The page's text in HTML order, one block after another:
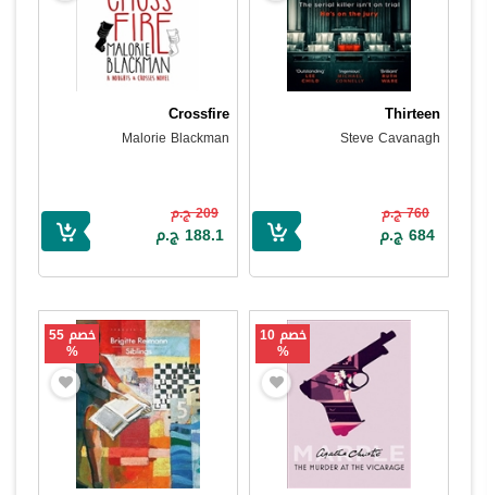
Thirteen
Steve Cavanagh
760 ج.م
684 ج.م
Crossfire
Malorie Blackman
209 ج.م
188.1 ج.م
خصم 10
%
خصم 55
%